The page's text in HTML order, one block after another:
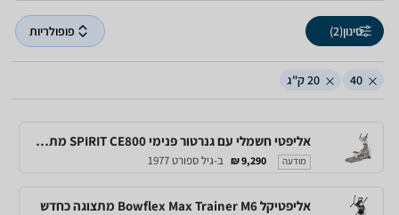
סינון(2) פופולריות
40 20 ק"ג
אליפטי חשמלי עם גנרטור פנימי SPIRIT CE800 מתצוגה כחדש
מודעה 9,290 ₪ ב-גיל ספורט 1977
אליפטיקל Bowflex Max Trainer M6 מתצוגה כחדש